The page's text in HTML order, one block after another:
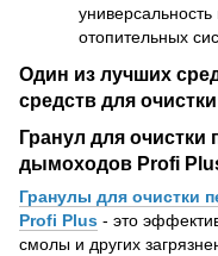
отопительных
Один из лучших
средств для
Гранул для
дымоходов Profi
Гранулы для очистки
Profi Plus - это
смолы и других